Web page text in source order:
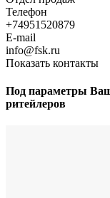
Телефон
+74951520879
E-mail
info@fsk.ru
Показать контакты
Под параметры
ритейлеров